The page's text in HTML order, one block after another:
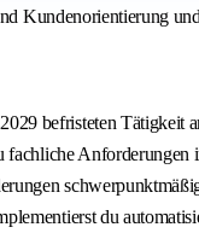
Kundenorientierung
befristeten Tätigkeit
fachliche Anforderungen
du